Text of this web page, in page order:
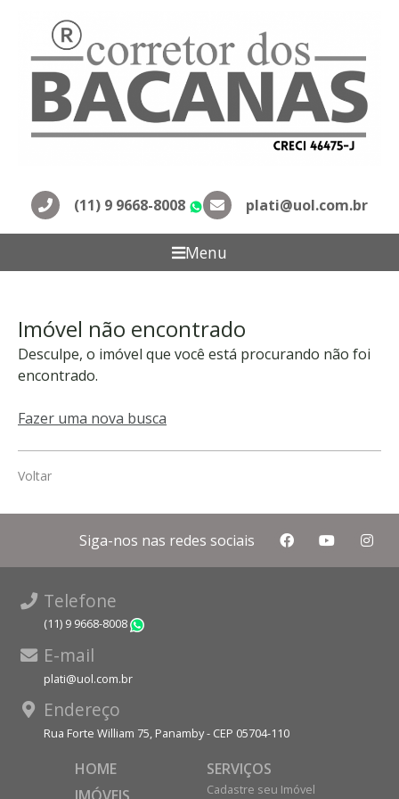
(11) 9 9668-8008 WhatsApp
plati@uol.com.br
Menu
Imóvel não encontrado
Desculpe, o imóvel que você está procurando não foi
encontrado.
Fazer uma nova busca
Voltar
Siga-nos nas redes sociais
Telefone
(11) 9 9668-8008
E-mail
plati@uol.com.br
Endereço
Rua Forte William 75, Panamby - CEP 05704-110
HOME
SERVIÇOS
Cadastre seu Imóvel